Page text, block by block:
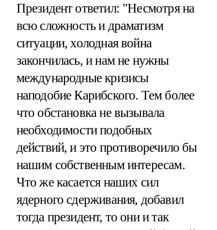
Президент ответил: "Несмотря на
всю сложность и драматизм
ситуации, холодная война
закончилась, и нам не нужны
международные кризисы
наподобие Карибского. Тем более
что обстановка не вызывала
необходимости подобных
действий, и это противоречило бы
нашим собственным интересам.
Что же касается наших сил
ядерного сдерживания, добавил
тогда президент, то они и так